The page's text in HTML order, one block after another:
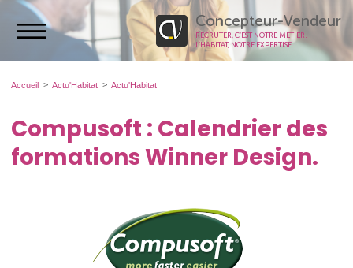
Concepteur-Vendeur
RECRUTER, C’EST NOTRE MÉTIER.
L’HABITAT, NOTRE EXPERTISE.
Accueil Actu'Habitat Actu'Habitat
Compusoft : Calendrier des
formations Winner Design.